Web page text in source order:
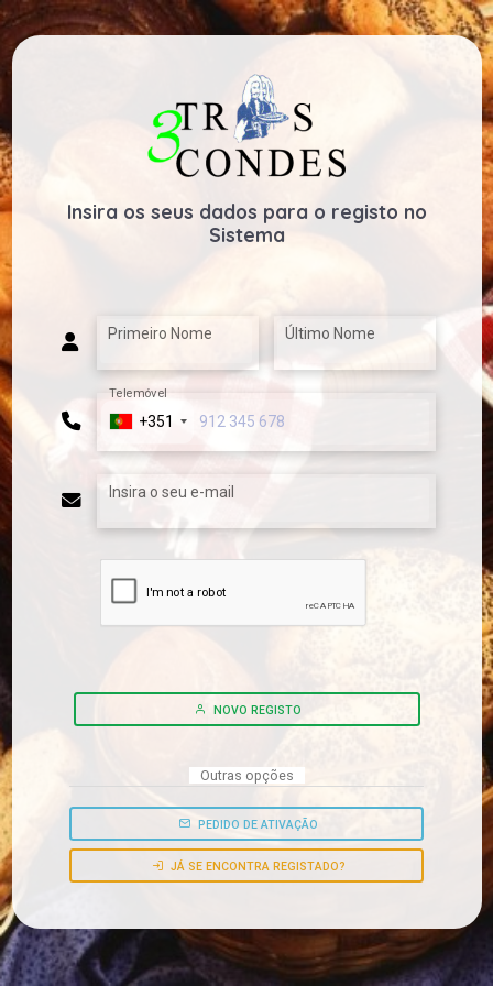
Insira os seus dados para o registo no
Sistema
Primeiro Nome Último Nome
Telemóvel
+351
Insira o seu e-mail
NOVO REGISTO
Outras opções
PEDIDO DE ATIVAÇÃO
JÁ SE ENCONTRA REGISTADO?